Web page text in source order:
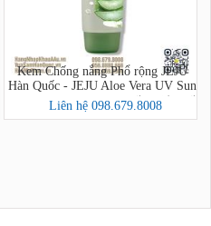
Kem Chống nắng Phổ rộng JEJU
Hàn Quốc - JEJU Aloe Vera UV Sun
Cream SPF50+ PA++ (제주 알로에
베라 모이스처 UV 썬크림)
Liên hệ 098.679.8008